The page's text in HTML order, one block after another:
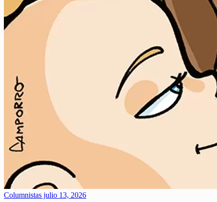
Columnistas julio 13, 2026